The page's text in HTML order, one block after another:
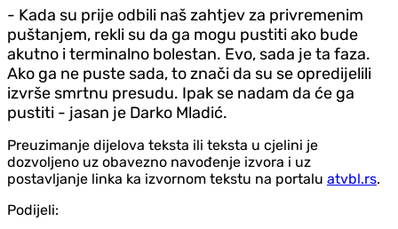
- Kada su prije odbili naš zahtjev za privremenim
puštanjem, rekli su da ga mogu pustiti ako bude
akutno i terminalno bolestan. Evo, sada je ta faza.
Ako ga ne puste sada, to znači da su se opredijelili
izvrše smrtnu presudu. Ipak se nadam da će ga
pustiti - jasan je Darko Mladić.
Preuzimanje dijelova teksta ili teksta u cjelini je
dozvoljeno uz obavezno navođenje izvora i uz
postavljanje linka ka izvornom tekstu na portalu atvbl.rs.
Podijeli: